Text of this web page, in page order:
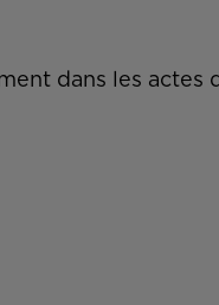
dans les